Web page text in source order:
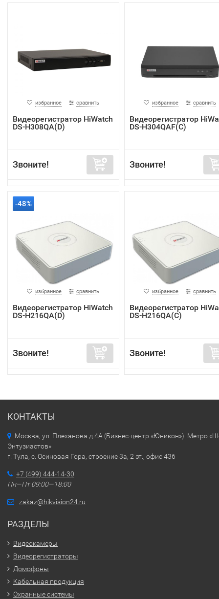
избранное сравнить
Видеорегистратор HiWatch
DS-H308QA(D)
Звоните!
избранное сравнить
Видеорегистратор
DS-H304QAF(C)
Звоните!
-48%
избранное сравнить
Видеорегистратор HiWatch
DS-H216QA(D)
Звоните!
избранное сравнить
Видеорегистратор
DS-H216QA(C)
Звоните!
КОНТАКТЫ
Москва, ул. Плеханова д.4А (Бизнес-центр «Юникон»). Метро
Энтузиастов»
г. Тула, с. Осиновая Гора, строение 3а, 2 эт., офис 436
+7 (499) 444-14-30
Пн—Пт 09:00—18:00
zakaz@hikvision24.ru
РАЗДЕЛЫ
Видеокамеры
Видеорегистраторы
Домофоны
Кабельная продукция
Охранные системы